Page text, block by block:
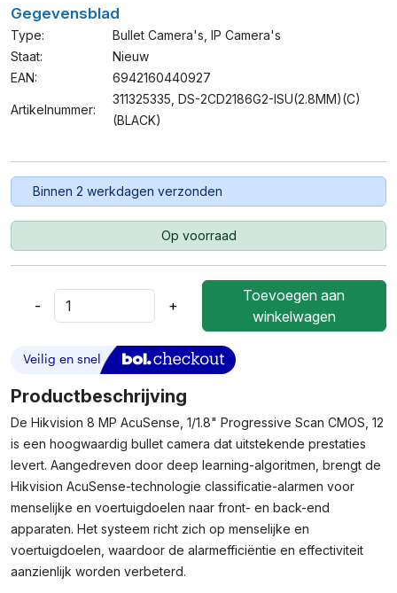
Gegevensblad
Type: Bullet Camera's IP Camera's
Staat:
Nieuw
EAN:
6942160440927
Artikelnummer:
311325335, DS-2CD2186G2-ISU(2.8MM)(C)
(BLACK)
Binnen 2 werkdagen verzonden
Op voorraad
-
Hikvision
MP
AcuSense,
1/1.8"
Progressive
Scan
CMOS,
3840
×
2160,
Mm,
F1.0,
Mic,
+
Toevoegen aan
winkelwagen
Productbeschrijving
De Hikvision 8 MP AcuSense, 1/1.8" Progressive Scan CMOS, 12
is een hoogwaardig bullet camera dat uitstekende prestaties
levert. Aangedreven door deep learning-algoritmen, brengt de
Hikvision AcuSense-technologie classificatie-alarmen voor
menselijke en voertuigdoelen naar front- en back-end
apparaten. Het systeem richt zich op menselijke en
voertuigdoelen, waardoor de alarmefficiëntie en effectiviteit
aanzienlijk worden verbeterd.